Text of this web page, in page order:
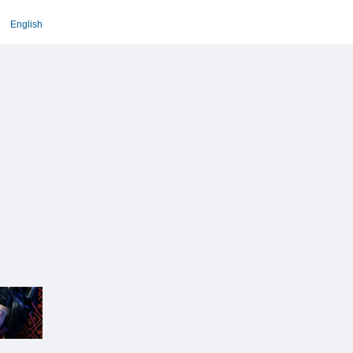
English